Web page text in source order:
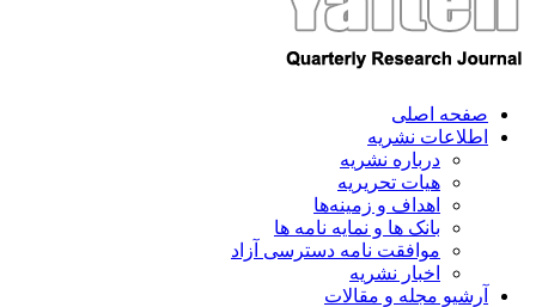
صفحه اصلی
اطلاعات نشریه
درباره نشریه
هیات تحریریه
اهداف و زمینه‌ها
بانک ها و نمایه نامه ها
موافقت نامه دسترسی آزاد
اخبار نشریه
آرشیو مجله و مقالات